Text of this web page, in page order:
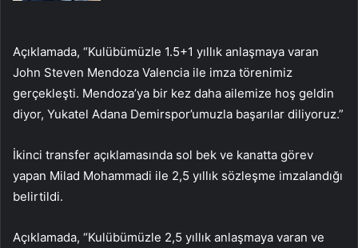
Açıklamada, “Kulübümüzle 1.5+1 yıllık anlaşmaya varan
John Steven Mendoza Valencia ile imza törenimiz
gerçekleşti. Mendoza’ya bir kez daha ailemize hoş geldin
diyor, Yukatel Adana Demirspor’umuzla başarılar diliyoruz.”
İkinci transfer açıklamasında sol bek ve kanatta görev
yapan Milad Mohammadi ile 2,5 yıllık sözleşme imzalandığı
belirtildi.
Açıklamada, “Kulübümüzle 2,5 yıllık anlaşmaya varan ve